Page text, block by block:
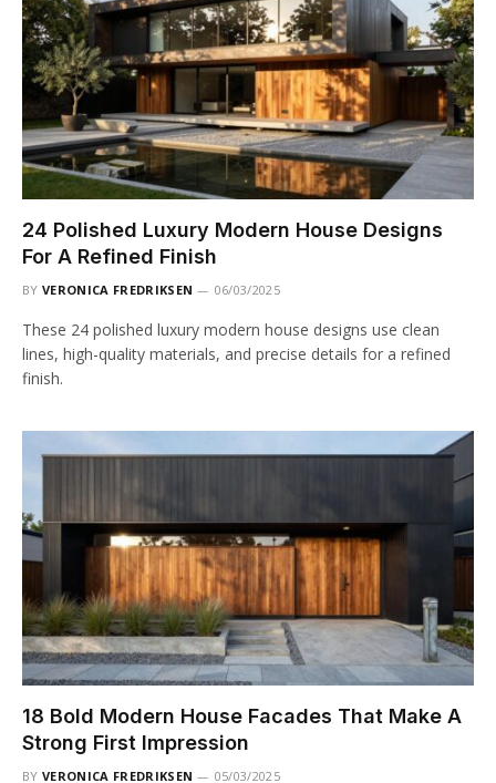
24 Polished Luxury Modern House Designs
For A Refined Finish
BY VERONICA FREDRIKSEN 06/03/2025
These 24 polished luxury modern house designs use clean
lines, high-quality materials, and precise details for a refined
finish.
18 Bold Modern House Facades That Make A
Strong First Impression
BY VERONICA FREDRIKSEN 05/03/2025